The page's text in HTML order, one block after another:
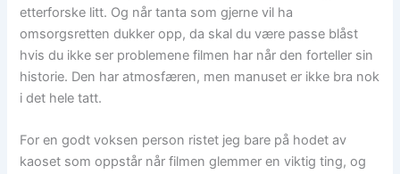
etterforske litt. Og når tanta som gjerne vil ha
omsorgsretten dukker opp, da skal du være passe blåst
hvis du ikke ser problemene filmen har når den forteller sin
historie. Den har atmosfæren, men manuset er ikke bra nok
i det hele tatt.
For en godt voksen person ristet jeg bare på hodet av
kaoset som oppstår når filmen glemmer en viktig ting, og